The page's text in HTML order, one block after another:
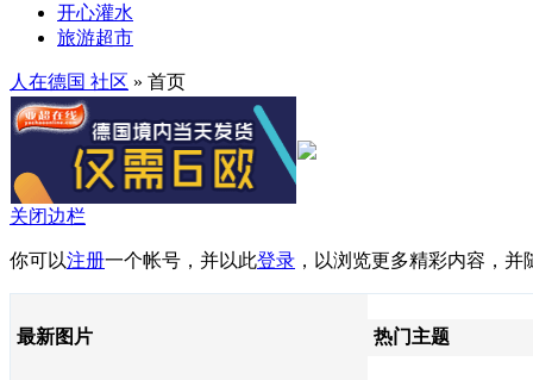
开心灌水
旅游超市
人在德国 社区 » 首页
关闭边栏
你可以注册一个帐号，并以此登录 ，以浏览更多精彩内容，
最新图片 热门主题